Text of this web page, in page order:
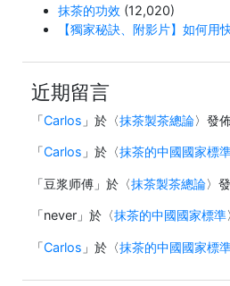
抹茶的功效 (12,020)
【獨家秘訣、附影片】如何用
近期留言
「Carlos 」於〈抹茶製茶總論〉發
「Carlos 」於〈抹茶的中國國家標
「豆浆师傅 」於〈抹茶製茶總論〉
「never 」於〈抹茶的中國國家標準
「Carlos 」於〈抹茶的中國國家標